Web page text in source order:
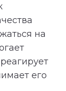
на
его